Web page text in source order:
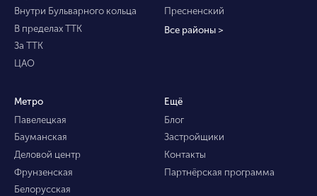
Внутри Бульварного кольца
В пределах ТТК
За ТТК
ЦАО
Пресненский
Все районы >
Метро
Павелецкая
Бауманская
Деловой центр
Фрунзенская
Белорусская
Ещё
Блог
Застройщики
Контакты
Партнёрская программа